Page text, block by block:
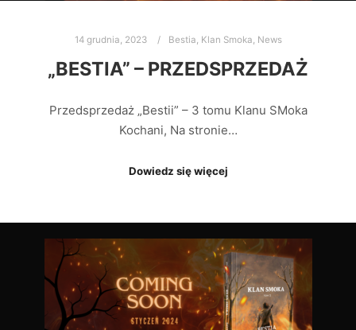
14 grudnia, 2023 Bestia, Klan Smoka, News
„BESTIA” – PRZEDSPRZEDAŻ
Przedsprzedaż „Bestii” – 3 tomu Klanu SMoka
Kochani, Na stronie…
Dowiedz się więcej